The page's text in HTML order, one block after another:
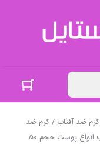
کرم ضد آفتاب / کرم ضد
آفتاب رنگی درموبای SPF 65 مدل mineral ‌مناسب انواع پوست حجم 50